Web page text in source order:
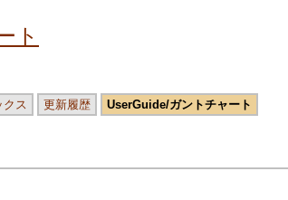
ト
ス 更新履歴 UserGuide/ガントチャート